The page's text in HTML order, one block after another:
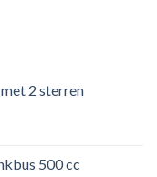
2 sterren
500 cc